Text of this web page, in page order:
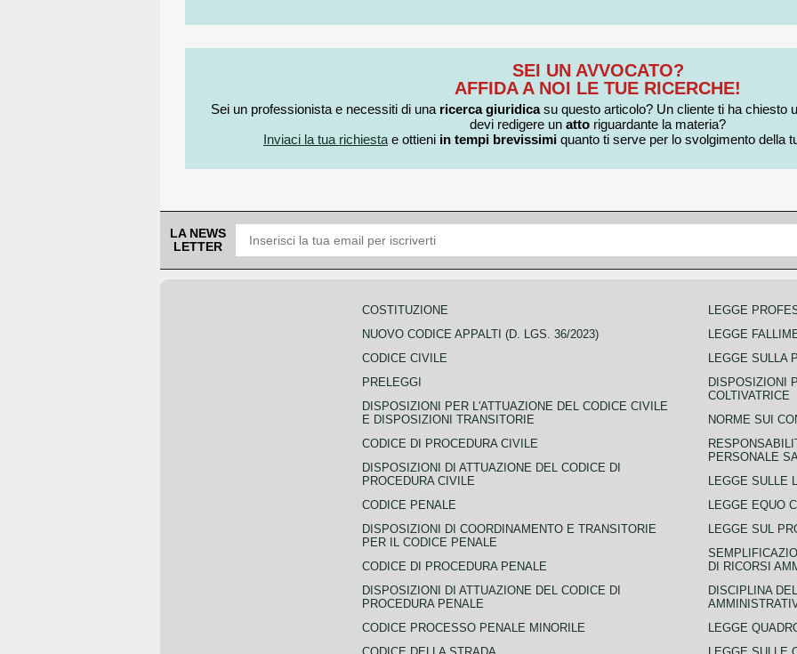
SEI UN AVVOCATO?
AFFIDA A NOI LE TUE RICERCHE!
Sei un professionista e necessiti di una ricerca giuridicasu questo articolo? Un cliente ti ha chiesto
devi redigere un atto riguardante la materia?
Inviaci la tua richiesta e ottieni in tempi brevissimi quanto ti serve per lo svolgimento della
LA NEWS
LETTER
COSTITUZIONE
NUOVO CODICE APPALTI (D. LGS. 36/2023)
CODICE CIVILE
PRELEGGI
DISPOSIZIONI PER L'ATTUAZIONE DEL CODICE CIVILE
E DISPOSIZIONI TRANSITORIE
CODICE DI PROCEDURA CIVILE
DISPOSIZIONI DI ATTUAZIONE DEL CODICE DI
PROCEDURA CIVILE
CODICE PENALE
DISPOSIZIONI DI COORDINAMENTO E TRANSITORIE
PER IL CODICE PENALE
CODICE DI PROCEDURA PENALE
DISPOSIZIONI DI ATTUAZIONE DEL CODICE DI
PROCEDURA PENALE
CODICE PROCESSO PENALE MINORILE
LEGGE
LEGGE
LEGGE SULLA
DISPOSIZIONI
COLTIVATRICE
NORME SUI
PERSONALE
LEGGE SULLE
LEGGE EQUO
LEGGE SUL
DI RICORSI
DISCIPLINA
LEGGE